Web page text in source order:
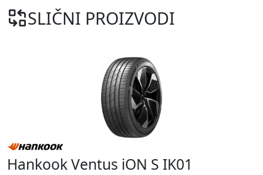
SLIČNI PROIZVODI
Hankook Ventus iON S IK01